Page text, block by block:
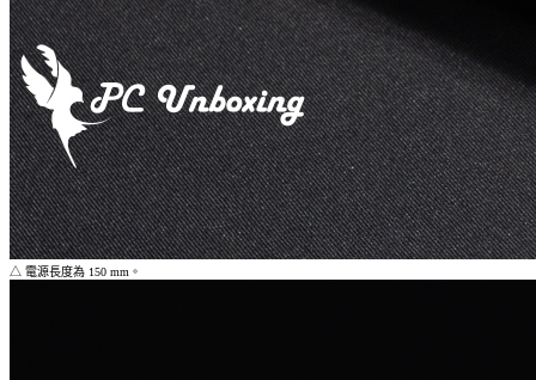
△ 電源長度為 150 mm。